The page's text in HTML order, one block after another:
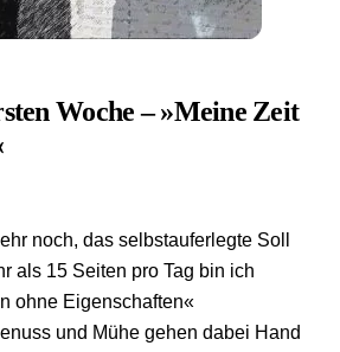
Woche – »Meine Zeit
noch, das selbstauferlegte Soll
als 15 Seiten pro Tag bin ich
ohne Eigenschaften«
und Mühe gehen dabei Hand